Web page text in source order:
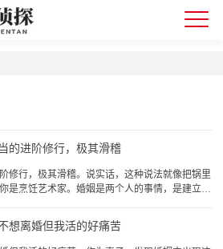
的进阶修行，极其滑稽
修行，极其滑稽。说实话，这种说法就像把锅里
是烹饪艺术家。婚姻是两个人的事情，是建立在
婚姻的背叛。这时候跑出来说什么原谅才是修
想离婚但我活的好痛苦